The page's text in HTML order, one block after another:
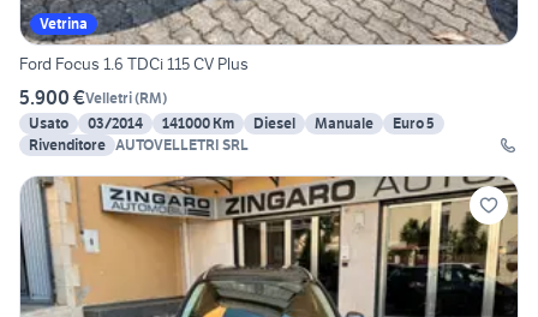
Vetrina
Ford Focus 1.6 TDCi 115 CV Plus
5.900 €Velletri(RM)
Usato
03/2014 141000 Km Diesel Manuale
Euro 5
Rivenditore AUTOVELLETRI SRL